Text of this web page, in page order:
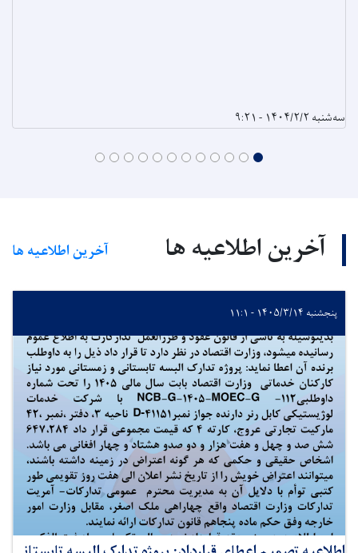
سه‌شنبه ۱۴۰۴/۲/۲ - ۹:۲۱
آخرین اطلاعیه ها آخرین اطلاعیه ها
پنجشنبه ۱۴۰۵/۳/۱۴ - ۱۱:۱